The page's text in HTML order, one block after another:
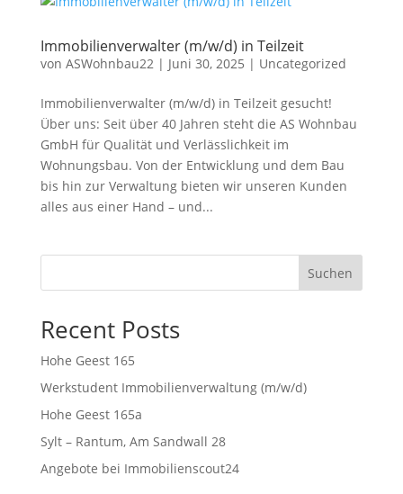
Immobilienverwalter (m/w/d) in Teilzeit
von ASWohnbau22| Juni 30, 2025 | Uncategorized
Immobilienverwalter (m/w/d) in Teilzeit gesucht!
Über uns: Seit über 40 Jahren steht die AS Wohnbau
GmbH für Qualität und Verlässlichkeit im
Wohnungsbau. Von der Entwicklung und dem Bau
bis hin zur Verwaltung bieten wir unseren Kunden
alles aus einer Hand – und...
Suchen
Recent Posts
Hohe Geest 165
Werkstudent Immobilienverwaltung (m/w/d)
Hohe Geest 165a
Sylt – Rantum, Am Sandwall 28
Angebote bei Immobilienscout24